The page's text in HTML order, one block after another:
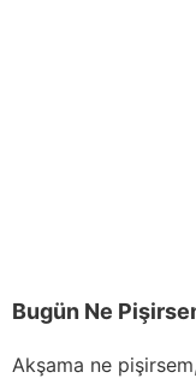
Bugün Ne
Akşama ne